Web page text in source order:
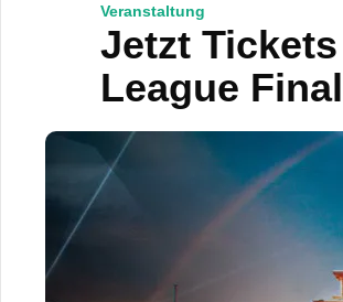
Veranstaltung
Jetzt
League